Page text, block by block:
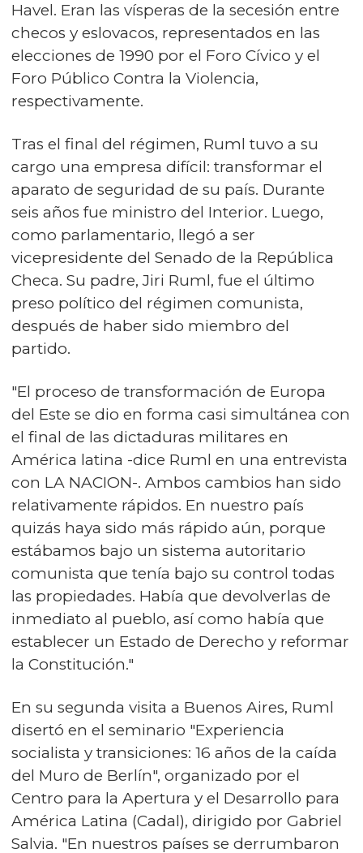
Havel. Eran las vísperas de la secesión entre
checos y eslovacos, representados en las
elecciones de 1990 por el Foro Cívico y el
Foro Público Contra la Violencia,
respectivamente.
Tras el final del régimen, Ruml tuvo a su
cargo una empresa difícil: transformar el
aparato de seguridad de su país. Durante
seis años fue ministro del Interior. Luego,
como parlamentario, llegó a ser
vicepresidente del Senado de la República
Checa. Su padre, Jiri Ruml, fue el último
preso político del régimen comunista,
después de haber sido miembro del
partido.
"El proceso de transformación de Europa
del Este se dio en forma casi simultánea con
el final de las dictaduras militares en
América latina -dice Ruml en una entrevista
con LA NACION-. Ambos cambios han sido
relativamente rápidos. En nuestro país
quizás haya sido más rápido aún, porque
estábamos bajo un sistema autoritario
comunista que tenía bajo su control todas
las propiedades. Había que devolverlas de
inmediato al pueblo, así como había que
establecer un Estado de Derecho y reformar
la Constitución."
En su segunda visita a Buenos Aires, Ruml
disertó en el seminario "Experiencia
socialista y transiciones: 16 años de la caída
del Muro de Berlín", organizado por el
Centro para la Apertura y el Desarrollo para
América Latina (Cadal), dirigido por Gabriel
Salvia. "En nuestros países se derrumbaron